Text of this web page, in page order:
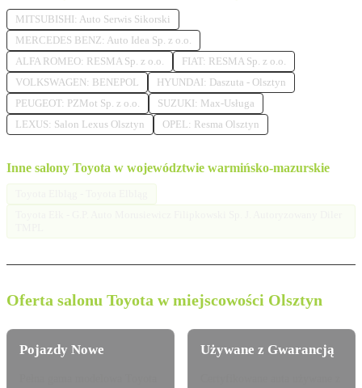
MITSUBISHI: Auto Serwis Sikorski
MERCEDES BENZ: Auto Idea Sp. z o.o.
ALFA ROMEO: RESMA Sp. z o.o.
FIAT: RESMA Sp. z o.o.
VOLKSWAGEN: BENEPOL
HYUNDAI: Daszuta - Olsztyn
PEUGEOT: PZMot Sp. z o.o.
SUZUKI: Max-Usługa
LEXUS: Salon Lexus Olsztyn
OPEL: Resma Olsztyn
Inne salony Toyota w województwie warmińsko-mazurskie
Oferta salonu Toyota w miejscowości Olsztyn
Pojazdy Nowe Używane z Gwarancją